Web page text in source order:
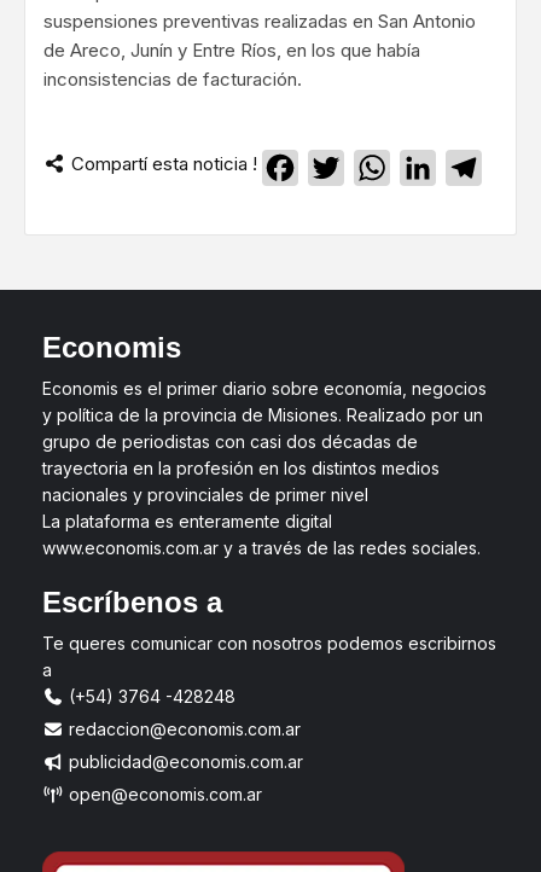
suspensiones preventivas realizadas en San Antonio
de Areco, Junín y Entre Ríos, en los que había
inconsistencias de facturación.
Compartí esta noticia ! Facebook
TwitterWhatsApp
LinkedIn
Economis
Economis es el primer diario sobre economía, negocios
y política de la provincia de Misiones. Realizado por un
grupo de periodistas con casi dos décadas de
trayectoria en la profesión en los distintos medios
nacionales y provinciales de primer nivel
La plataforma es enteramente digital
www.economis.com.ar y a través de las redes sociales.
Escríbenos a
Te queres comunicar con nosotros podemos escribirnos
a
(+54) 3764 -428248
redaccion@economis.com.ar
publicidad@economis.com.ar
open@economis.com.ar